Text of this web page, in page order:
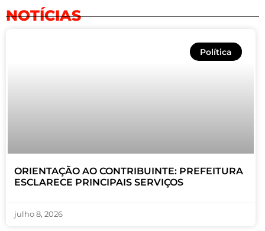
NOTÍCIAS
Política
ORIENTAÇÃO AO CONTRIBUINTE: PREFEITURA
ESCLARECE PRINCIPAIS SERVIÇOS
julho 8, 2026